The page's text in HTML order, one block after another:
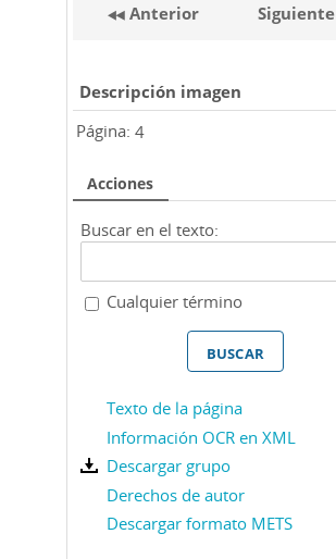
Anterior Siguiente
Descripción imagen
Página: 4
Acciones
Buscar en el texto:
Cualquier término
Texto de la página
Información OCR en XML
Descargar grupo
Derechos de autor
Descargar formato METS